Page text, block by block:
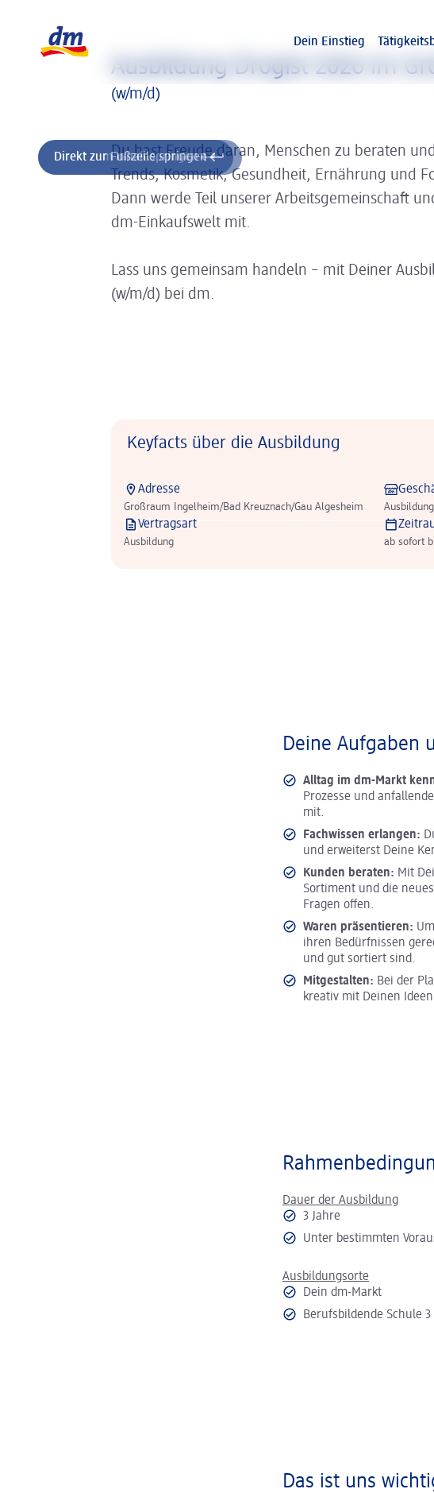
Direkt zum Inhalt springen
Direkt zur Fußzeile springen
Dein Einstieg
Ausbildung Drogist 2026 im
(w/m/d)
Du hast Freude daran, Menschen zu beraten
Trends, Kosmetik, Gesundheit, Ernährung und
Dann werde Teil unserer Arbeitsgemeinschaft
dm-Einkaufswelt mit.
Lass uns gemeinsam handeln – mit Deiner
(w/m/d) bei dm.
Keyfacts über die Ausbildung
Adresse
Großraum Ingelheim/Bad Kreuznach/Gau Algesheim
Vertragsart
Ausbildung ab sofort
Deine Aufgaben
Alltag im dm-Markt
Prozesse und
mit.
Fachwissen erlangen:
und erweiterst Deine
Kunden beraten: Mit
Sortiment und die
Fragen offen.
Waren präsentieren:
ihren Bedürfnissen
und gut sortiert sind.
Mitgestalten: Bei der
kreativ mit Deinen
Dauer der Ausbildung
3 Jahre
Unter bestimmten
Ausbildungsorte
Dein dm-Markt
Berufsbildende Schule
Das ist uns